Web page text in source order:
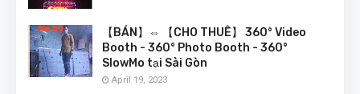
【BÁN】⇔ 【CHO THUÊ】 360° Video
Booth - 360° Photo Booth - 360°
SlowMo tại Sài Gòn
April 19, 2023